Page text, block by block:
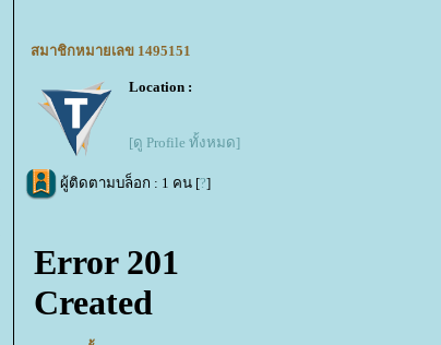
สมาชิกหมายเลข 1495151
Location :
[ดู Profile ทั้งหมด]
ผู้ติดตามบล็อก : 1 คน [?]